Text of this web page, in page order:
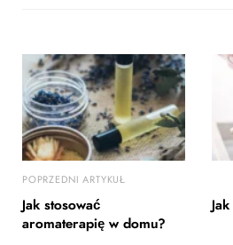
POPRZEDNI ARTYKUŁ
Jak stosować
aromaterapię w domu?